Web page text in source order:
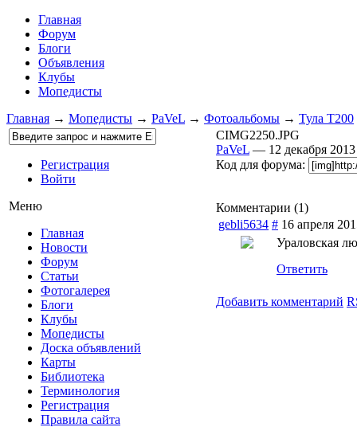
Главная
Форум
Блоги
Объявления
Клубы
Мопедисты
Главная → Мопедисты → PaVeL → Фотоальбомы → Тула Т200
Регистрация
Войти
Меню
Главная
Новости
Форум
Статьи
Фотогалерея
Блоги
Клубы
Мопедисты
Доска объявлений
Карты
Библиотека
Терминология
Регистрация
Правила сайта
CIMG2250.JPG
PaVeL — 12 декабря
Код для форума:
Комментарии (1)
gebli5634 # 16 апреля
Ураловская
Ответить
Добавить комментарий